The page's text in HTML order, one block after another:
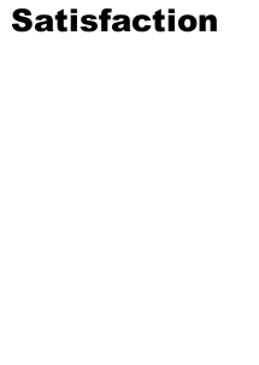
Satisfaction
out of 5 stars.